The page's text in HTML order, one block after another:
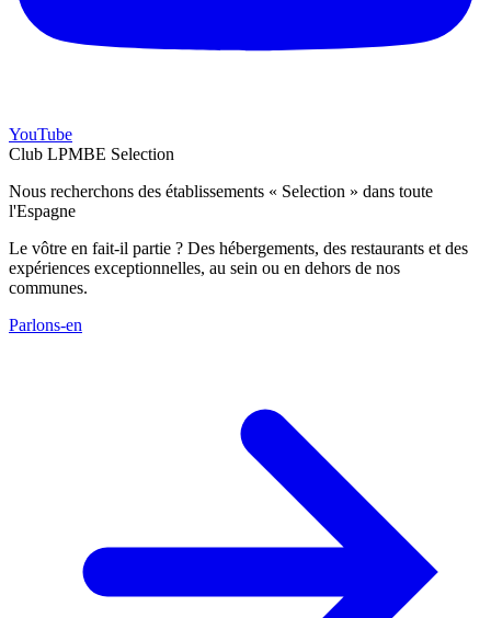
YouTube
Club LPMBE Selection
Nous recherchons des établissements « Selection » dans toute
l'Espagne
Le vôtre en fait-il partie ? Des hébergements, des restaurants et des
expériences exceptionnelles, au sein ou en dehors de nos
communes.
Parlons-en